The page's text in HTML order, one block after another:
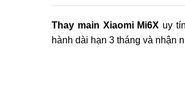
Thay main Xiaomi Mi6X uy
hành dài hạn 3 tháng và nhận